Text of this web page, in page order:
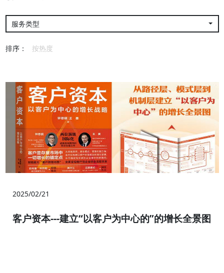
服务类型
排序： 按热度
2025/02/21
客户资本---建立“以客户为中心的”的增长全景图